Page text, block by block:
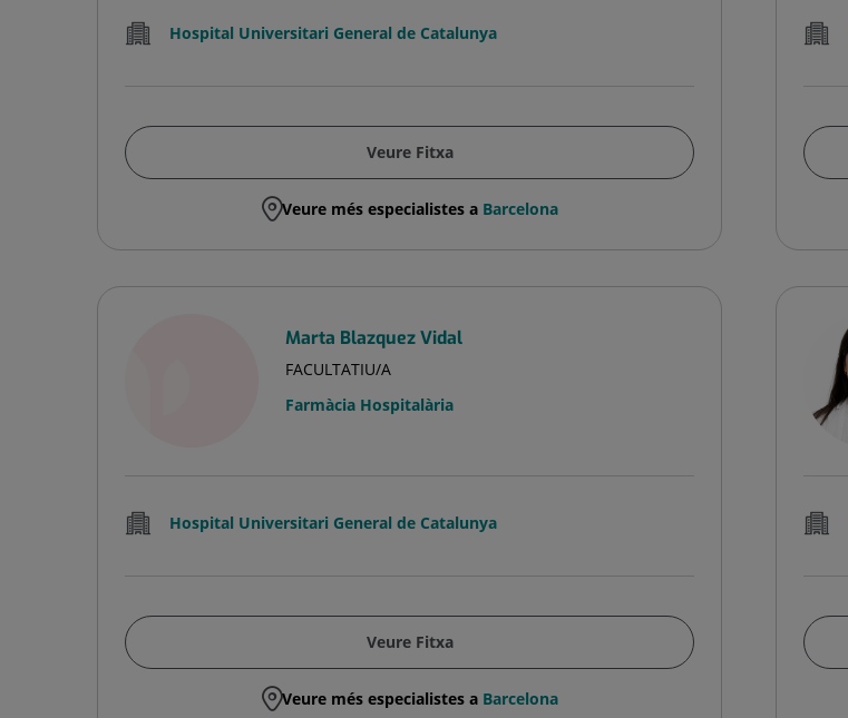
Hospital Universitari General de Catalunya
Veure Fitxa
Veure més especialistes a Barcelona
Marta Blazquez Vidal
FACULTATIU/A
Farmàcia Hospitalària
Hospital Universitari General de Catalunya
Veure Fitxa
Veure més especialistes a Barcelona